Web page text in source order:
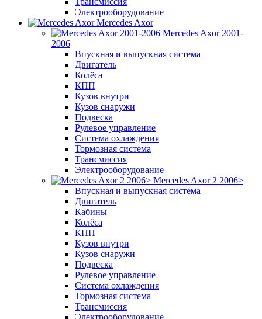
Электрооборудование
Mercedes Axor
Mercedes Axor 2001-
2006
Впускная и выпускная система
Двигатель
Колёса
КПП
Кузов внутри
Кузов снаружи
Подвеска
Рулевое управление
Система охлаждения
Тормозная система
Трансмиссия
Электрооборудование
Mercedes Axor 2 2006>
Впускная и выпускная система
Двигатель
Кабины
Колёса
КПП
Кузов внутри
Кузов снаружи
Подвеска
Рулевое управление
Система охлаждения
Тормозная система
Трансмиссия
Электрооборудование